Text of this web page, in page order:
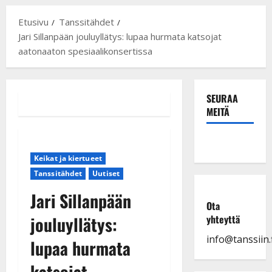
Etusivu
Tanssitähdet
Jari Sillanpään jouluyllätys: lupaa hurmata katsojat
aatonaaton spesiaalikonsertissa
Keikat ja kiertueet
Tanssitähdet
Uutiset
Jari Sillanpään
jouluyllätys:
lupaa hurmata
SEURAA
MEITÄ
Ota
yhteyttä